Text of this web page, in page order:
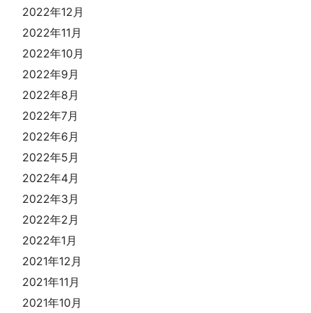
2022年12月
2022年11月
2022年10月
2022年9月
2022年8月
2022年7月
2022年6月
2022年5月
2022年4月
2022年3月
2022年2月
2022年1月
2021年12月
2021年11月
2021年10月